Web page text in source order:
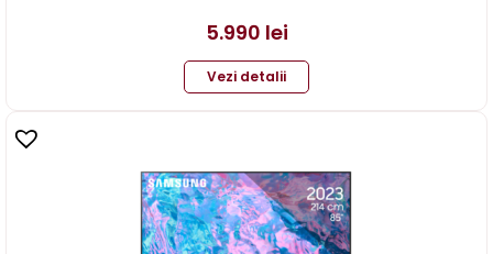
5.990 lei
Vezi detalii